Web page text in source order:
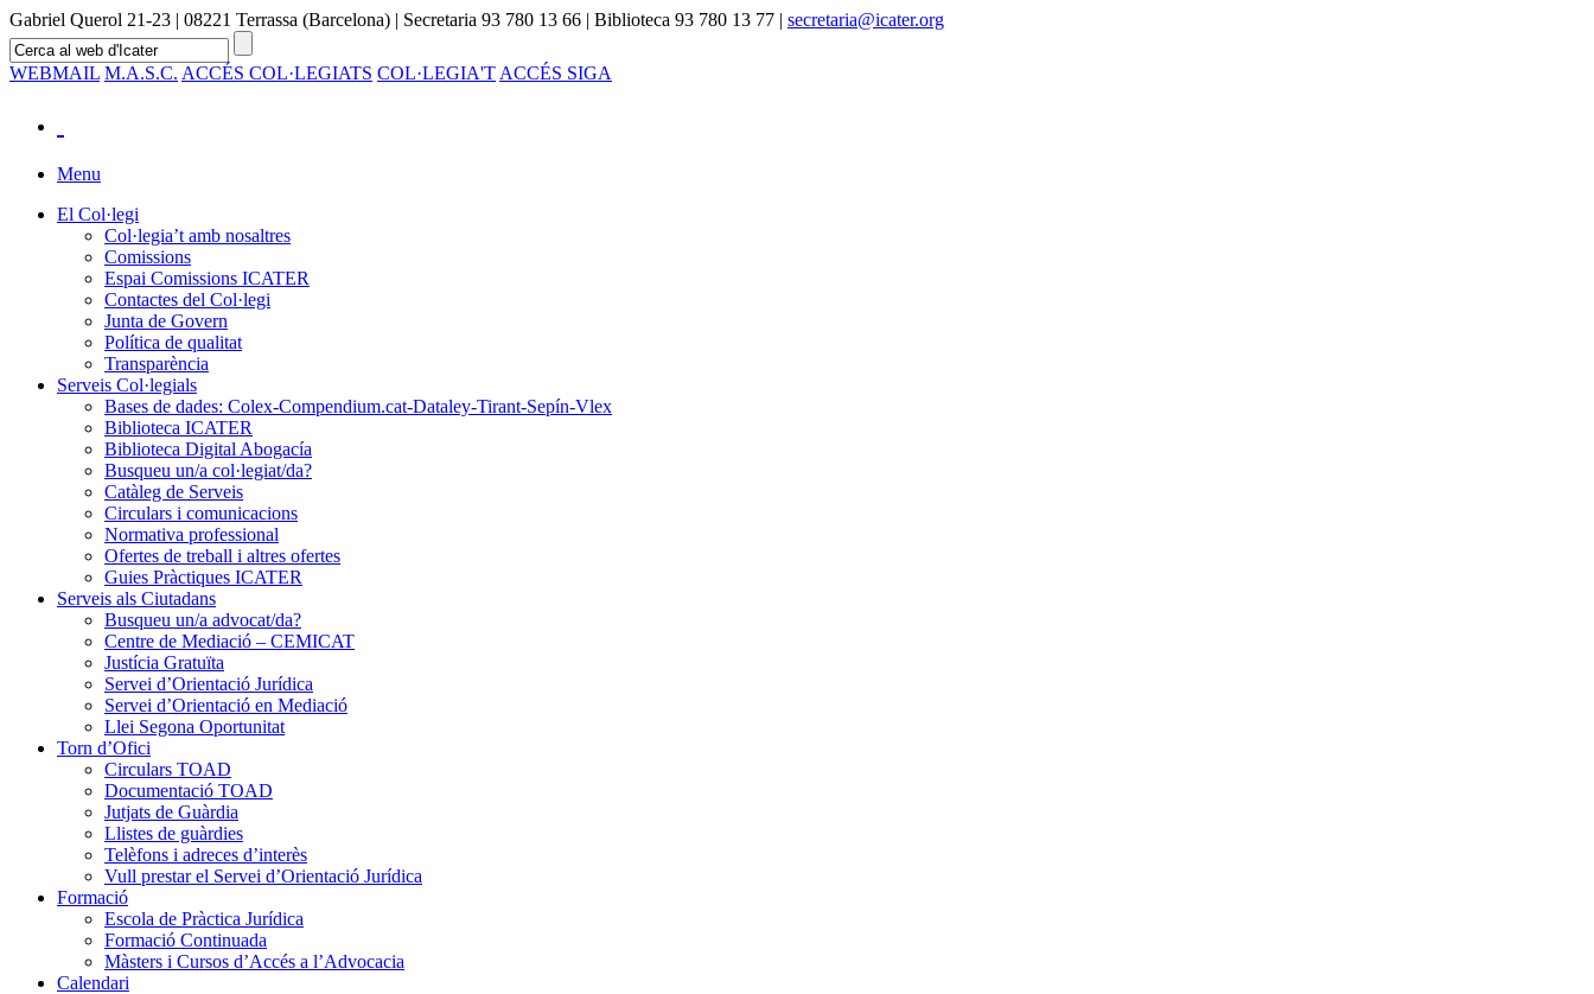
Gabriel Querol 21-23 | 08221 Terrassa (Barcelona) | Secretaria 93 780 13 66 | Biblioteca 93 780 13 77 | secretaria@icater.org
WEBMAIL M.A.S.C. ACCÉS COL·LEGIATS COL·LEGIA'T ACCÉS SIGA
Menu
El Col·legi
Col·legia’t amb nosaltres
Comissions
Espai Comissions ICATER
Contactes del Col·legi
Junta de Govern
Política de qualitat
Transparència
Serveis Col·legials
Bases de dades: Colex-Compendium.cat-Dataley-Tirant-Sepín-Vlex
Biblioteca ICATER
Biblioteca Digital Abogacía
Busqueu un/a col·legiat/da?
Catàleg de Serveis
Circulars i comunicacions
Normativa professional
Ofertes de treball i altres ofertes
Guies Pràctiques ICATER
Serveis als Ciutadans
Busqueu un/a advocat/da?
Centre de Mediació – CEMICAT
Justícia Gratuïta
Servei d’Orientació Jurídica
Servei d’Orientació en Mediació
Llei Segona Oportunitat
Torn d’Ofici
Circulars TOAD
Documentació TOAD
Jutjats de Guàrdia
Llistes de guàrdies
Telèfons i adreces d’interès
Vull prestar el Servei d’Orientació Jurídica
Formació
Escola de Pràctica Jurídica
Formació Continuada
Màsters i Cursos d’Accés a l’Advocacia
Calendari